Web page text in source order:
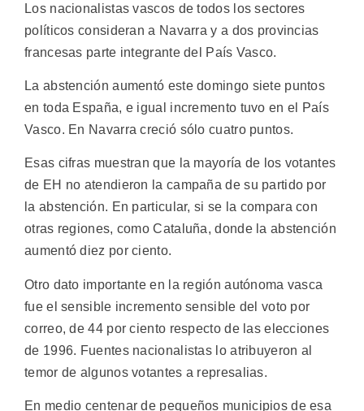
Los nacionalistas vascos de todos los sectores
políticos consideran a Navarra y a dos provincias
francesas parte integrante del País Vasco.
La abstención aumentó este domingo siete puntos
en toda España, e igual incremento tuvo en el País
Vasco. En Navarra creció sólo cuatro puntos.
Esas cifras muestran que la mayoría de los votantes
de EH no atendieron la campaña de su partido por
la abstención. En particular, si se la compara con
otras regiones, como Cataluña, donde la abstención
aumentó diez por ciento.
Otro dato importante en la región autónoma vasca
fue el sensible incremento sensible del voto por
correo, de 44 por ciento respecto de las elecciones
de 1996. Fuentes nacionalistas lo atribuyeron al
temor de algunos votantes a represalias.
En medio centenar de pequeños municipios de esa